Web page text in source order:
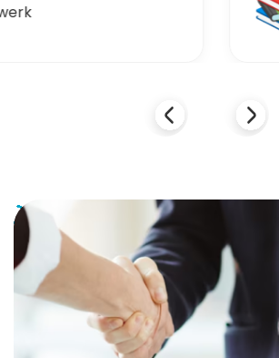
Bildung & Ausbildungen